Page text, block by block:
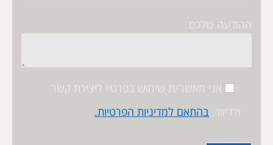
ההודעה שלכם
אני מאשר/ת שימוש בפרטיי ליצירת קשר
ולדיוור, בהתאם למדיניות הפרטיות.